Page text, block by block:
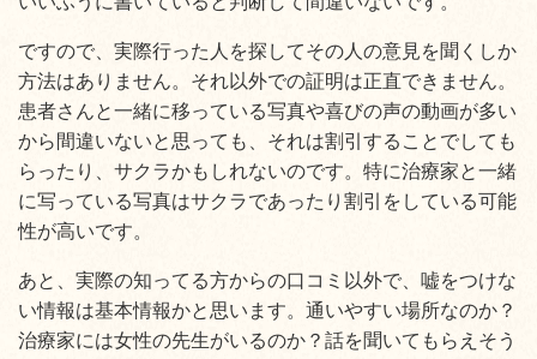
ですので、実際行った人を探してその人の意見を聞くしか
方法はありません。それ以外での証明は正直できません。
患者さんと一緒に移っている写真や喜びの声の動画が多い
から間違いないと思っても、それは割引することでしても
らったり、サクラかもしれないのです。特に治療家と一緒
に写っている写真はサクラであったり割引をしている可能
性が高いです。
あと、実際の知ってる方からの口コミ以外で、嘘をつけな
い情報は基本情報かと思います。通いやすい場所なのか？
治療家には女性の先生がいるのか？話を聞いてもらえそう